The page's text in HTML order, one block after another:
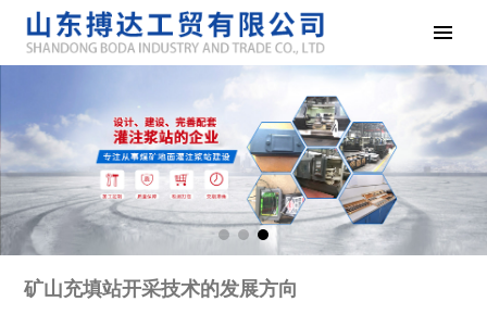
矿山充填站开采技术的发展方向